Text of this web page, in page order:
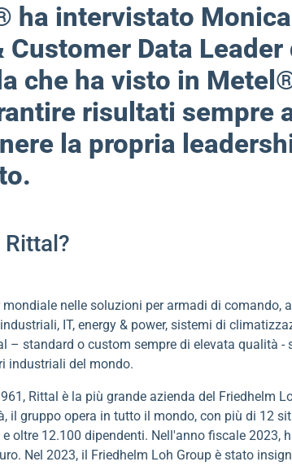
ha intervistato
Customer Data
che ha visto in
risultati sempre
la propria
Rittal?
mondiale nelle soluzioni per armadi di comando,
IT, energy & power, sistemi di
– standard o custom sempre di elevata qualità -
industriali del mondo.
Rittal è la più grande azienda del Friedhelm
il gruppo opera in tutto il mondo, con più di 12
oltre 12.100 dipendenti. Nell'anno fiscale 2023,
Nel 2023, il Friedhelm Loh Group è stato